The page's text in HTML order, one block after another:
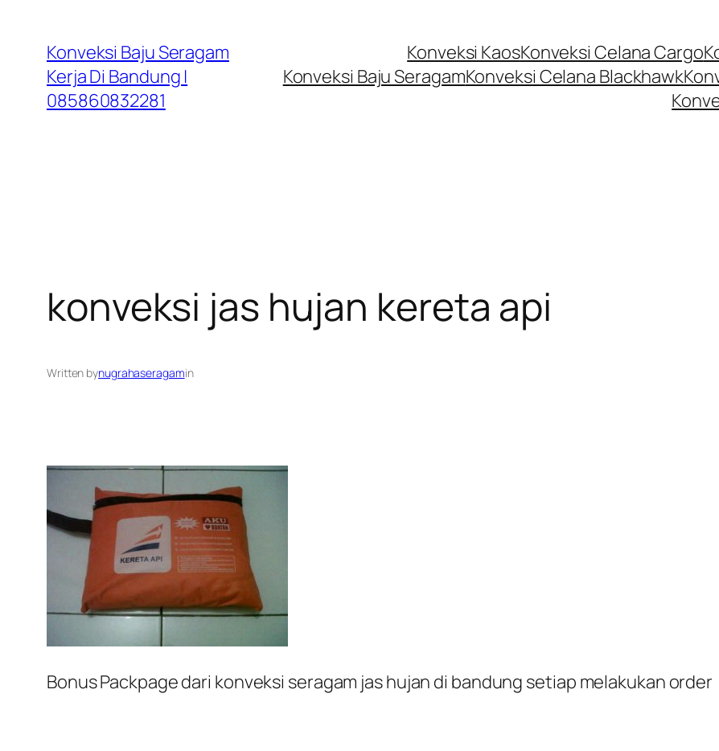
konten
Konveksi Baju Seragam
Kerja Di Bandung |
085860832281
Konveksi KaosKonveksi Celana Cargo
Konveksi Baju SeragamKonveksi Celana Blackhawk
konveksi jas hujan kereta api
Written bynugrahaseragamin
Bonus Packpage dari konveksi seragam jas hujan di bandung setiap melakukan order